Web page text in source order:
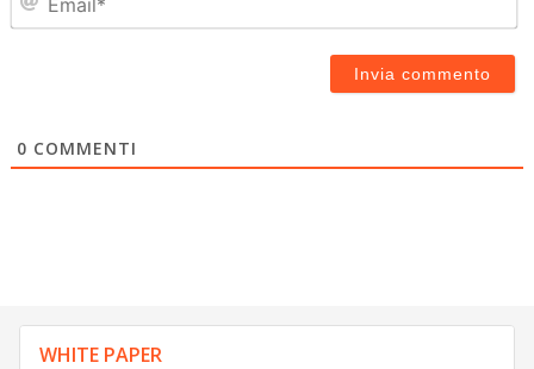
0 COMMENTI
WHITE PAPER